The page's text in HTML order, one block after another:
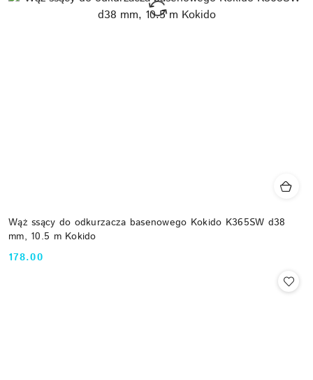
Wąż ssący do odkurzacza basenowego Kokido K365SW d38
mm, 10.5 m Kokido
Cena:
178.00